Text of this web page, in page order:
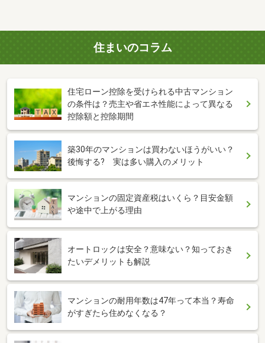
住まいのコラム
住宅ローン控除を受けられる中古マンション
の条件は？売主や省エネ性能によって異なる
控除額と控除期間
築30年のマンションは買わないほうがいい？
後悔する? 実は多い購入のメリット
マンションの固定資産税はいくら？目安金額
や途中で上がる理由
オートロックは安全？意味ない？知っておき
たいデメリットも解説
マンションの耐用年数は47年って本当？寿命
がすぎたら住めなくなる？